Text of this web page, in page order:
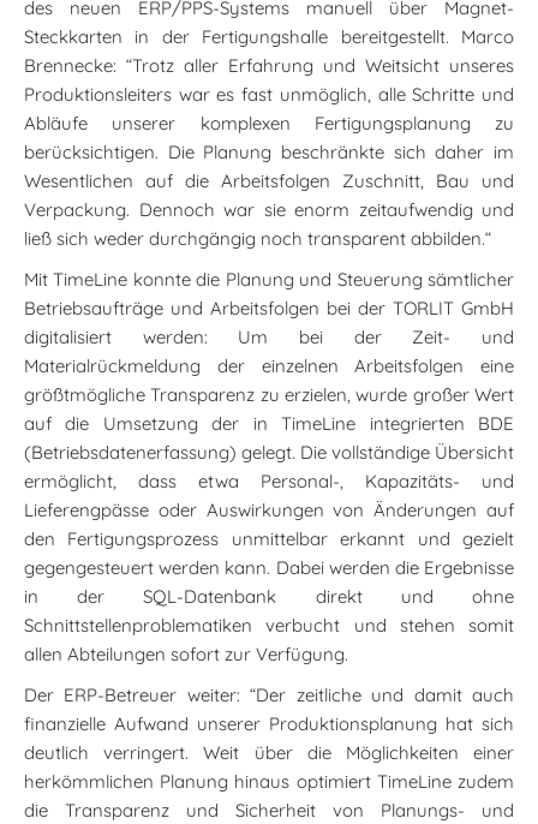
des neuen ERP/PPS-Systems manuell über Magnet-
Steckkarten in der Fertigungshalle bereitgestellt. Marco
Brennecke: “Trotz aller Erfahrung und Weitsicht unseres
Produktionsleiters war es fast unmöglich, alle Schritte und
Abläufe unserer komplexen Fertigungsplanung zu
berücksichtigen. Die Planung beschränkte sich daher im
Wesentlichen auf die Arbeitsfolgen Zuschnitt, Bau und
Verpackung. Dennoch war sie enorm zeitaufwendig und
ließ sich weder durchgängig noch transparent abbilden.“
Mit TimeLine konnte die Planung und Steuerung sämtlicher
Betriebsaufträge und Arbeitsfolgen bei der TORLIT GmbH
digitalisiert werden: Um bei der Zeit- und
Materialrückmeldung der einzelnen Arbeitsfolgen eine
größtmögliche Transparenz zu erzielen, wurde großer Wert
auf die Umsetzung der in TimeLine integrierten BDE
(Betriebsdatenerfassung) gelegt. Die vollständige Übersicht
ermöglicht, dass etwa Personal-, Kapazitäts- und
Lieferengpässe oder Auswirkungen von Änderungen auf
den Fertigungsprozess unmittelbar erkannt und gezielt
gegengesteuert werden kann. Dabei werden die Ergebnisse
in der SQL-Datenbank direkt und ohne
Schnittstellenproblematiken verbucht und stehen somit
allen Abteilungen sofort zur Verfügung.
Der ERP-Betreuer weiter: “Der zeitliche und damit auch
finanzielle Aufwand unserer Produktionsplanung hat sich
deutlich verringert. Weit über die Möglichkeiten einer
herkömmlichen Planung hinaus optimiert TimeLine zudem
die Transparenz und Sicherheit von Planungs- und